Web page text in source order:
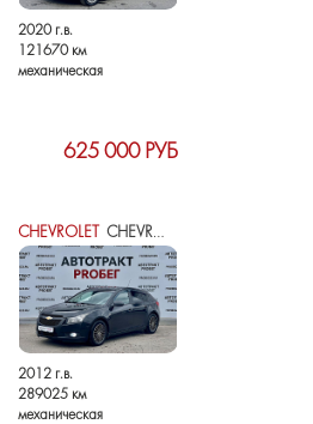
2020 г.в.
121670 км
механическая
625 000 РУБ
CHEVROLET CHEVROLET CRUZE I
2012 г.в.
289025 км
механическая